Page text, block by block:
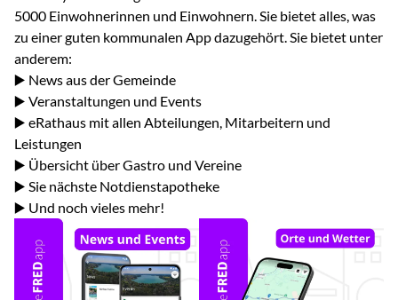
5000 Einwohnerinnen und Einwohnern. Sie bietet alles, was
zu einer guten kommunalen App dazugehört. Sie bietet unter
anderem:
▶️ News aus der Gemeinde
▶️ Veranstaltungen und Events
▶️ eRathaus mit allen Abteilungen, Mitarbeitern und
Leistungen
▶️ Übersicht über Gastro und Vereine
▶️ Sie nächste Notdienstapotheke
▶️ Und noch vieles mehr!